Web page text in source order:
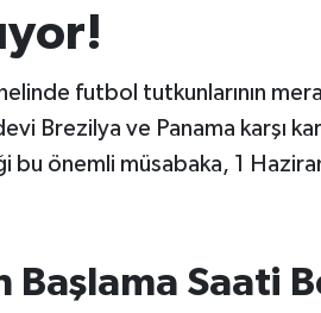
futbol tutkunlarının
Brezilya ve Panama karşı
bu önemli müsabaka, 1
Başlama Saati